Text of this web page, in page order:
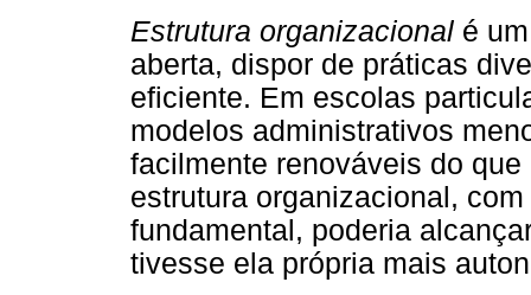
Estrutura organizacional é
aberta, dispor de práticas
eficiente. Em escolas
modelos administrativos
facilmente renováveis do
estrutura organizacional,
fundamental, poderia
tivesse ela própria mais